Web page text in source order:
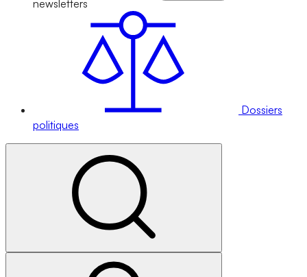
newsletters
Dossiers
politiques